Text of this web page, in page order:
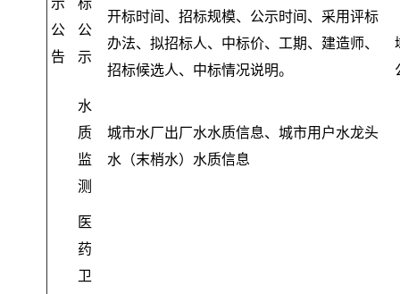
示
公
告
标
公
示
开标时间、招标规模、公示时间、采用评标
办法、拟招标人、中标价、工期、建造师、
招标候选人、中标情况说明。
水
质
监
测
城市水厂出厂水水质信息、城市用户水龙头
水（末梢水）水质信息
医
药
卫